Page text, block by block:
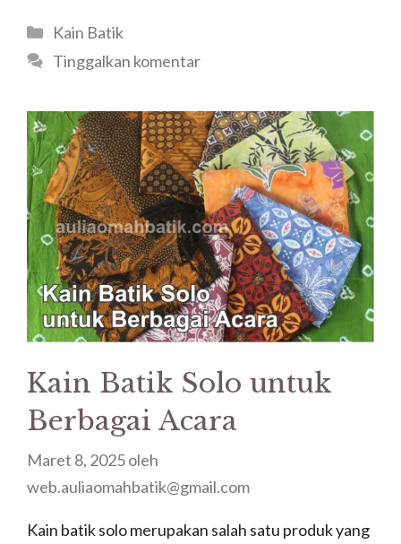
Kategori
Kain Batik
Tinggalkan komentar
Kain Batik Solo untuk
Berbagai Acara
Maret 8, 2025oleh
web.auliaomahbatik@gmail.com
Kain batik solo merupakan salah satu produk yang